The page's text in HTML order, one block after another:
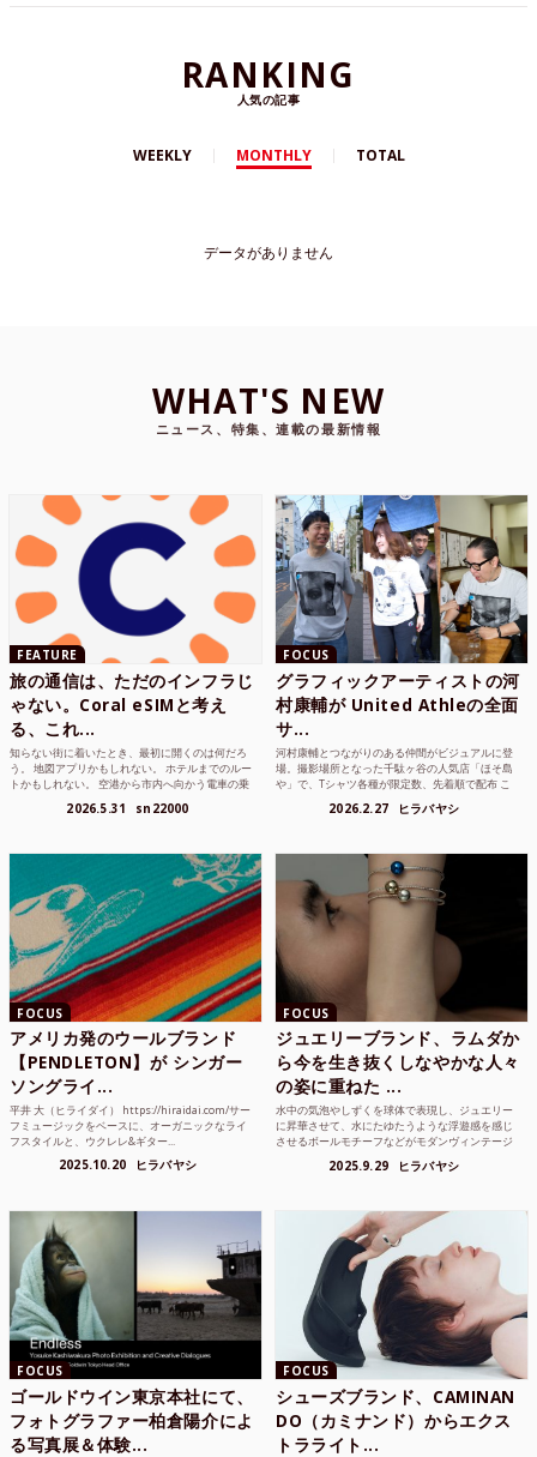
RANKING
人気の記事
WEEKLY MONTHLY TOTAL
データがありません
WHAT'S NEW
ニュース、特集、連載の最新情報
FEATURE
旅の通信は、ただのインフラじ
ゃない。Coral eSIMと考え
る、これ...
知らない街に着いたとき、最初に開くのは何だろ
う。 地図アプリかもしれない。 ホテルまでのルー
トかもしれない。 空港から市内へ向かう電車の乗
2026.5.31 sn22000
FOCUS
グラフィックアーティストの河
村康輔が United Athleの全面
サ...
河村康輔とつながりのある仲間がビジュアルに登
場。撮影場所となった千駄ヶ谷の人気店「ほそ島
や」で、Tシャツ各種が限定数、先着順で配布 こ
2026.2.27 ヒラバヤシ
FOCUS
アメリカ発のウールブランド
【PENDLETON】が シンガー
ソングライ...
平井 大（ヒライダイ） https://hiraidai.com/サー
フミュージックをベースに、オーガニックなライ
フスタイルと、ウクレレ&ギター...
2025.10.20 ヒラバヤシ
FOCUS
ジュエリーブランド、ラムダか
ら今を生き抜くしなやかな人々
の姿に重ねた ...
水中の気泡やしずくを球体で表現し、ジュエリー
に昇華させて、水にたゆたうような浮遊感を感じ
させるボールモチーフなどがモダンヴィンテージ
2025.9.29 ヒラバヤシ
FOCUS
ゴールドウイン東京本社にて、
フォトグラファー柏倉陽介によ
る写真展＆体験...
FOCUS
シューズブランド、CAMINAN
DO（カミナンド）からエクス
トラライト...